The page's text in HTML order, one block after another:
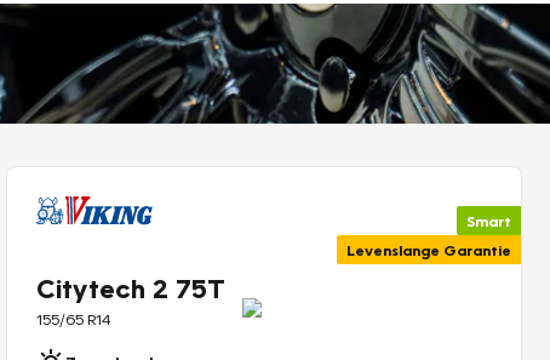
Smart
Levenslange Garantie
Citytech 2 75T
155/65 R14